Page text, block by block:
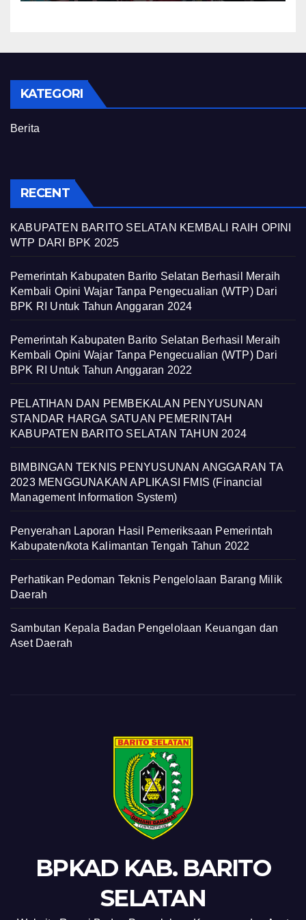
BARITO SELATAN TAHUN
KATEGORI
Berita
RECENT
KABUPATEN BARITO SELATAN KEMBALI RAIH OPINI
WTP DARI BPK 2025
Pemerintah Kabupaten Barito Selatan Berhasil Meraih
Kembali Opini Wajar Tanpa Pengecualian (WTP) Dari
BPK RI Untuk Tahun Anggaran 2024
Pemerintah Kabupaten Barito Selatan Berhasil Meraih
Kembali Opini Wajar Tanpa Pengecualian (WTP) Dari
BPK RI Untuk Tahun Anggaran 2022
PELATIHAN DAN PEMBEKALAN PENYUSUNAN
STANDAR HARGA SATUAN PEMERINTAH
KABUPATEN BARITO SELATAN TAHUN 2024
BIMBINGAN TEKNIS PENYUSUNAN ANGGARAN TA
2023 MENGGUNAKAN APLIKASI FMIS (Financial
Management Information System)
Penyerahan Laporan Hasil Pemeriksaan Pemerintah
Kabupaten/kota Kalimantan Tengah Tahun 2022
Perhatikan Pedoman Teknis Pengelolaan Barang Milik
Daerah
Sambutan Kepala Badan Pengelolaan Keuangan dan
Aset Daerah
BPKAD KAB. BARITO
SELATAN